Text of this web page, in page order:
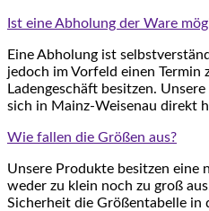
Ist eine Abholung der Ware
Eine Abholung ist
jedoch im Vorfeld einen Termin
Ladengeschäft besitzen.
sich in Mainz-Weisenau direkt
Wie fallen die Größen aus?
Unsere Produkte besitzen eine
weder zu klein noch zu groß
Sicherheit die Größentabelle in